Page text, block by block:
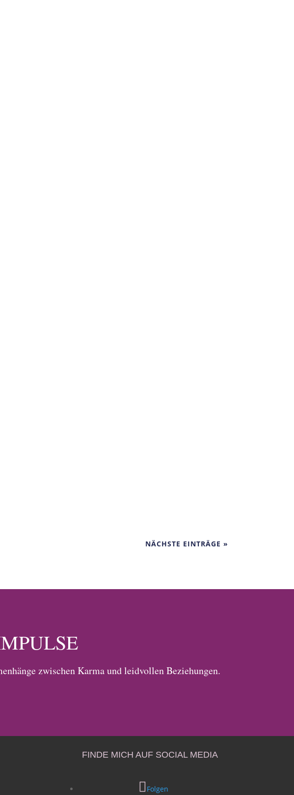
NÄCHSTE EINTRÄGE »
zwischen Karma und leidvollen Beziehungen.
FINDE MICH AUF SOCIAL MEDIA
Folgen